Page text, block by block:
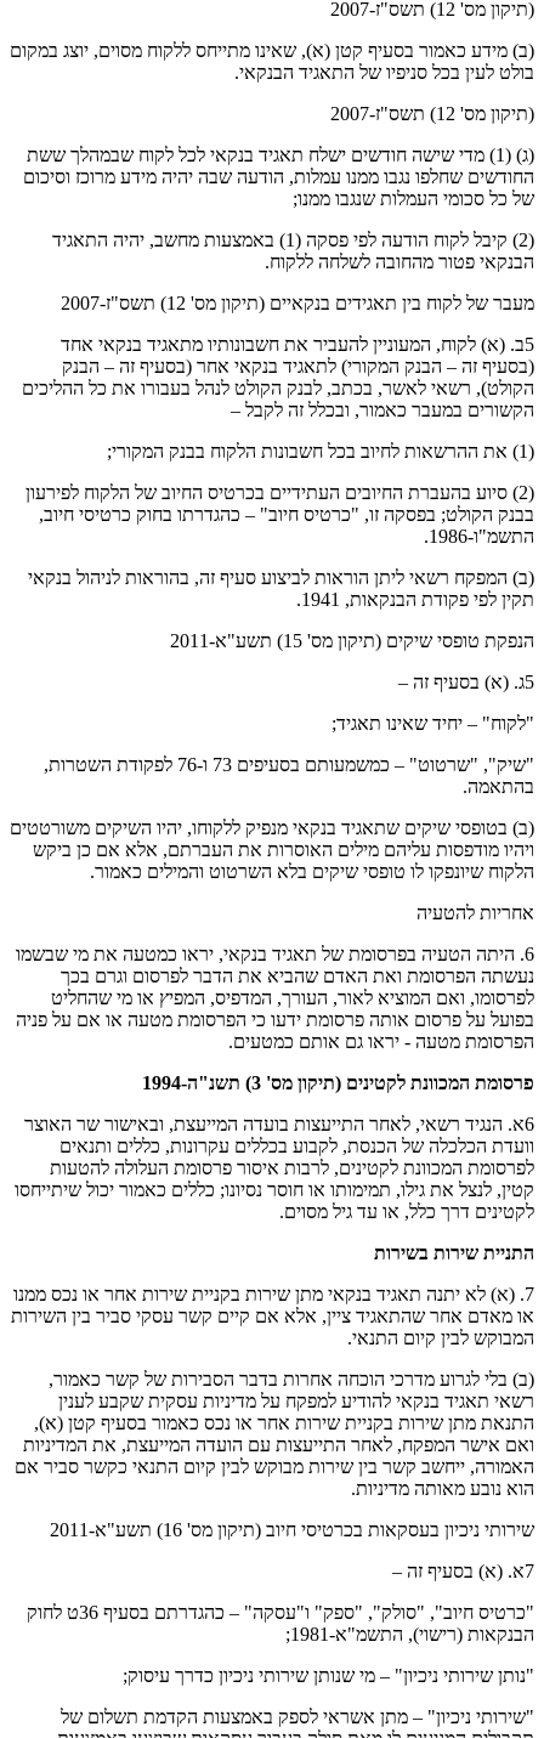
(תיקון מס' 12) תשס"ז-2007
(ב) מידע כאמור בסעיף קטן (א), שאינו מתייחס ללקוח מסוים, יוצג במקום
בולט לעין בכל סניפיו של התאגיד הבנקאי.
(תיקון מס' 12) תשס"ז-2007
(ג) (1) מדי שישה חודשים ישלח תאגיד בנקאי לכל לקוח שבמהלך ששת
החודשים שחלפו נגבו ממנו עמלות, הודעה שבה יהיה מידע מרוכז וסיכום
של כל סכומי העמלות שנגבו ממנו;
(2) קיבל לקוח הודעה לפי פסקה (1) באמצעות מחשב, יהיה התאגיד
הבנקאי פטור מהחובה לשלחה ללקוח.
מעבר של לקוח בין תאגידים בנקאיים (תיקון מס' 12) תשס"ז-2007
5ב. (א) לקוח, המעוניין להעביר את חשבונותיו מתאגיד בנקאי אחד
(בסעיף זה – הבנק המקורי) לתאגיד בנקאי אחר (בסעיף זה – הבנק
הקולט), רשאי לאשר, בכתב, לבנק הקולט לנהל בעבורו את כל ההליכים
הקשורים במעבר כאמור, ובכלל זה לקבל –
(1) את ההרשאות לחיוב בכל חשבונות הלקוח בבנק המקורי;
(2) סיוע בהעברת החיובים העתידיים בכרטיס החיוב של הלקוח לפירעון
בבנק הקולט; בפסקה זו, "כרטיס חיוב" – כהגדרתו בחוק כרטיסי חיוב,
התשמ"ו-1986.
(ב) המפקח רשאי ליתן הוראות לביצוע סעיף זה, בהוראות לניהול בנקאי
תקין לפי פקודת הבנקאות, 1941.
הנפקת טופסי שיקים (תיקון מס' 15) תשע"א-2011
5ג. (א) בסעיף זה –
"לקוח" – יחיד שאינו תאגיד;
"שיק", "שרטוט" – כמשמעותם בסעיפים 73 ו-76 לפקודת השטרות,
בהתאמה.
(ב) בטופסי שיקים שתאגיד בנקאי מנפיק ללקוחו, יהיו השיקים משורטטים
ויהיו מודפסות עליהם מילים האוסרות את העברתם, אלא אם כן ביקש
הלקוח שיונפקו לו טופסי שיקים בלא השרטוט והמילים כאמור.
אחריות להטעיה
6. היתה הטעיה בפרסומת של תאגיד בנקאי, יראו כמטעה את מי שבשמו
נעשתה הפרסומת ואת האדם שהביא את הדבר לפרסום וגרם בכך
לפרסומו, ואם המוציא לאור, העורך, המדפיס, המפיץ או מי שהחליט
בפועל על פרסום אותה פרסומת ידעו כי הפרסומת מטעה או אם על פניה
הפרסומת מטעה - יראו גם אותם כמטעים.
פרסומת המכוונת לקטינים (תיקון מס' 3) תשנ"ה-1994
6א. הנגיד רשאי, לאחר התייעצות בועדה המייעצת, ובאישור שר האוצר
וועדת הכלכלה של הכנסת, לקבוע בכללים עקרונות, כללים ותנאים
לפרסומת המכוונת לקטינים, לרבות איסור פרסומת העלולה להטעות
קטין, לנצל את גילו, תמימותו או חוסר נסיונו; כללים כאמור יכול שיתייחסו
לקטינים דרך כלל, או עד גיל מסוים.
התניית שירות בשירות
7. (א) לא יתנה תאגיד בנקאי מתן שירות בקניית שירות אחר או נכס ממנו
או מאדם אחר שהתאגיד ציין, אלא אם קיים קשר עסקי סביר בין השירות
המבוקש לבין קיום התנאי.
(ב) בלי לגרוע מדרכי הוכחה אחרות בדבר הסבירות של קשר כאמור,
רשאי תאגיד בנקאי להודיע למפקח על מדיניות עסקית שקבע לענין
התנאת מתן שירות בקניית שירות אחר או נכס כאמור בסעיף קטן (א),
ואם אישר המפקח, לאחר התייעצות עם הועדה המייעצת, את המדיניות
האמורה, ייחשב קשר בין שירות מבוקש לבין קיום התנאי כקשר סביר אם
הוא נובע מאותה מדיניות.
שירותי ניכיון בעסקאות בכרטיסי חיוב (תיקון מס' 16) תשע"א-2011
7א. (א) בסעיף זה –
"כרטיס חיוב", "סולק", "ספק" ו"עסקה" – כהגדרתם בסעיף 36ט לחוק
הבנקאות (רישוי), התשמ"א-1981;
"נותן שירותי ניכיון" – מי שנותן שירותי ניכיון כדרך עיסוק;
"שירותי ניכיון" – מתן אשראי לספק באמצעות הקדמת תשלום של